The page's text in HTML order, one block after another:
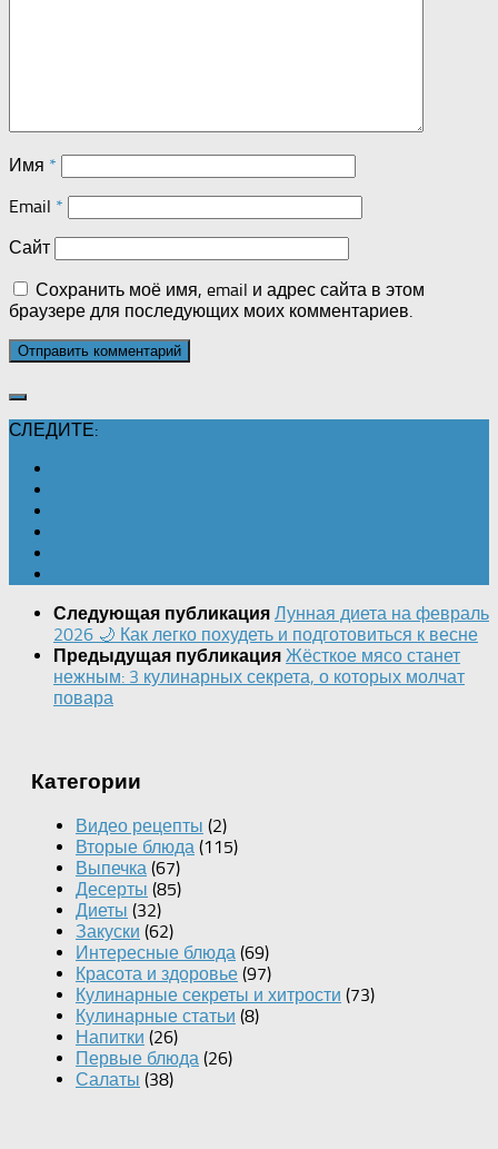
Имя *
Email *
Сайт
Сохранить моё имя, email и адрес сайта в этом
браузере для последующих моих комментариев.
СЛЕДИТЕ:
Следующая публикация Лунная диета на февраль
2026 🌙 Как легко похудеть и подготовиться к весне
Предыдущая публикация Жёсткое мясо станет
нежным: 3 кулинарных секрета, о которых молчат
повара
Категории
Видео рецепты (2)
Вторые блюда (115)
Выпечка (67)
Десерты (85)
Диеты (32)
Закуски (62)
Интересные блюда (69)
Красота и здоровье (97)
Кулинарные секреты и хитрости (73)
Кулинарные статьи (8)
Напитки (26)
Первые блюда (26)
Салаты (38)